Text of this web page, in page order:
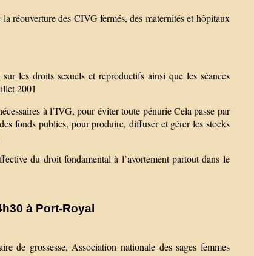
réouverture des CIVG fermés, des maternités et hôpitaux
les droits sexuels et reproductifs ainsi que les séances
2001
à l’IVG, pour éviter toute pénurie Cela passe par
fonds publics, pour produire, diffuser et gérer les stocks
du droit fondamental à l’avortement partout dans le
à Port-Royal
de grossesse, Association nationale des sages femmes